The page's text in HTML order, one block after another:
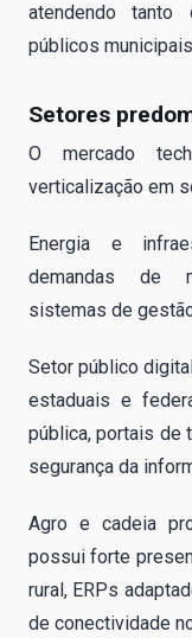
atendendo
públicos
Setores
O mercado
verticalização em
Energia e
demandas de
sistemas de
Setor público
estaduais e
pública, portais de
segurança da
Agro e cadeia
possui forte
rural, ERPs
de conectividade